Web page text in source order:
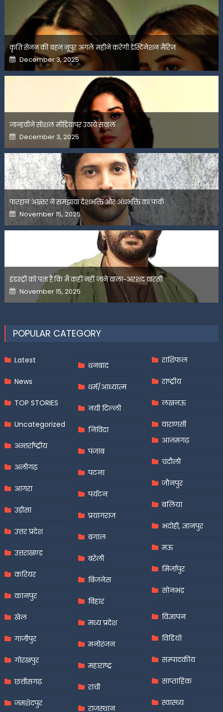
कृति सेनन की बहन नूपुर अगले महीने करेंगी डेस्टिनेशन मैरिज
Posted
on
December 3, 2025
जान्हवीने सोशल मीडियापर उठाये सवाल
Posted
on
December 3, 2025
फरहान अख्तर ने समझाया देशभक्ति और अंधभक्ति का फर्क
Posted
on
November 15, 2025
इंडस्ट्री को पता है कि मैं कहीं नहीं जाने वाला-अरशद वारसी
Posted
on
November 15, 2025
POPULAR CATEGORY
Latest
News
TOP STORIES
Uncategorized
अन्तर्राष्ट्रीय
अलीगढ़
आगरा
उड़ीसा
उत्तर प्रदेश
उत्तराखण्ड
करियर
कानपुर
खेल
गाजीपुर
गोरखपुर
छत्तीसगढ़
जमशेदपुर
धनबाद
धर्म/आध्यात्म
नयी दिल्ली
निविदा
पंजाब
पटना
पर्यटन
प्रयागराज
बंगाल
बरेली
बिजनेस
बिहार
मध्य प्रदेश
मनोरंजन
महाराष्ट्र
रांची
राजस्थान
राशिफल
राष्ट्रीय
लखनऊ
वाराणसी
आज़मगढ़
चंदौली
जौनपुर
बलिया
भदोही, ज्ञानपुर
मऊ
मिर्जापुर
सोनभद्र
विज्ञापन
विडियो
सम्पादकीय
साप्ताहिक
स्वास्थ्य